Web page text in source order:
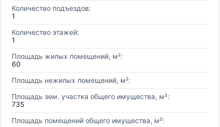
Количество подъездов:
1
Количество этажей:
1
Площадь жилых помещений, м²:
60
Площадь нежилых помещений, м²:
Площадь зем. участка общего имущества, м²:
735
Площадь помещений общего имущества, м²: